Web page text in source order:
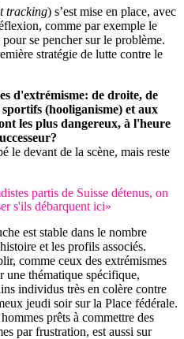
tracking) s’est mise en place, avec
comme par exemple le
se pencher sur le problème.
stratégie de lutte contre le
d'extrémisme: de droite, de
(hooliganisme) et aux
les plus dangereux, à l'heure
le devant de la scène, mais reste
partis de Suisse détenus, on
s'ils débarquent ici»
est stable dans le nombre
et les profils associés.
comme ceux des extrémismes
une thématique spécifique,
individus très en colère contre
jeudi soir sur la Place fédérale.
prêts à commettre des
par frustration, est aussi sur